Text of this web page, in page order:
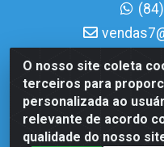
O nosso site coleta
terceiros para
personalizada ao
relevante de acordo
qualidade do nosso
Casa Norte LTDA - Av.
Dix-Sept Rosado,